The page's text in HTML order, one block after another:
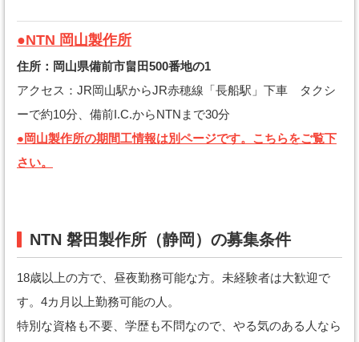
●NTN 岡山製作所
住所：岡山県備前市畠田500番地の1
アクセス：JR岡山駅からJR赤穂線「長船駅」下車 タクシ
ーで約10分、備前I.C.からNTNまで30分
●岡山製作所の期間工情報は別ページです。こちらをご覧下
さい。
NTN 磐田製作所（静岡）の募集条件
18歳以上の方で、昼夜勤務可能な方。未経験者は大歓迎で
す。4カ月以上勤務可能の人。
特別な資格も不要、学歴も不問なので、やる気のある人なら